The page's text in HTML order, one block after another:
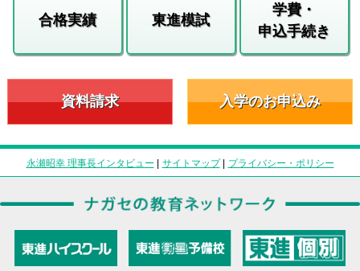
合格実績 東進模試
学費・
申込手続き
資料請求 入学のお申込み
永瀬昭幸 理事長インタビュー | サイトマップ| プライバシー・ポリシー